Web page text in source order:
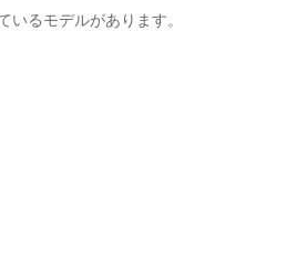
いるモデルがあります。